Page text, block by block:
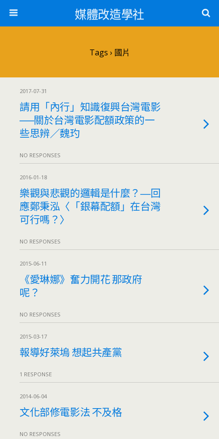
媒體改造學社
Tags › 國片
2017-07-31
請用「內行」知識復興台灣電影
──關於台灣電影配額政策的一
些思辨／魏玓
NO RESPONSES
2016-01-18
樂觀與悲觀的邏輯是什麼？―回
應鄭秉泓〈「銀幕配額」在台灣
可行嗎？〉
NO RESPONSES
2015-06-11
《愛琳娜》奮力開花 那政府
呢？
NO RESPONSES
2015-03-17
報導好萊塢 想起共產黨
1 RESPONSE
2014-06-04
文化部修電影法 不及格
NO RESPONSES